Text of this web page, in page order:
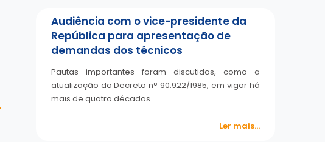
Audiência com o vice-presidente da
República para apresentação de
demandas dos técnicos
Pautas importantes foram discutidas, como a
atualização do Decreto n° 90.922/1985, em vigor há
mais de quatro décadas
Ler mais...